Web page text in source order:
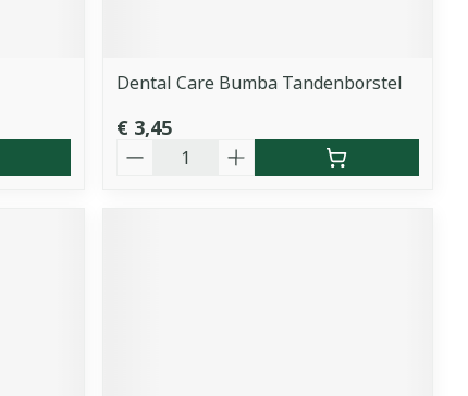
Dental Care Bumba Tandenborstel
€ 3,45